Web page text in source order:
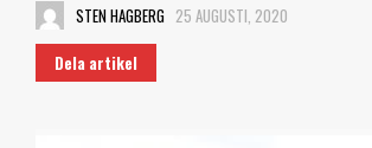
STEN HAGBERG 25 AUGUSTI, 2020
Dela artikel